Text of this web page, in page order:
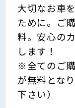
大切なお車
ために。ご
料。安心の
します！
※全てのご
が無料とな
下さい）